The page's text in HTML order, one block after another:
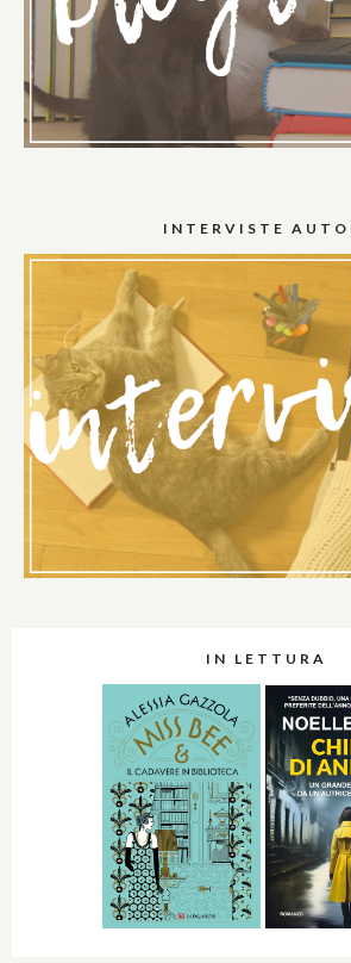
INTERVISTE
IN LETTURA